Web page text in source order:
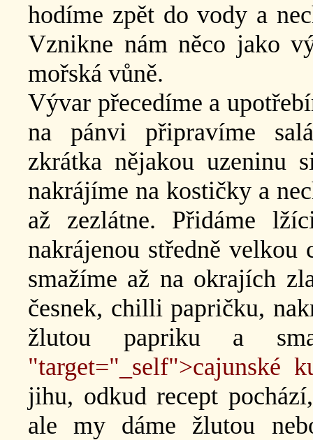
hodíme zpět do vody a
Vznikne nám něco jako
mořská vůně.
Vývar přecedíme a
na pánvi připravíme
zkrátka nějakou uzeninu
nakrájíme na kostičky a
až zezlátne. Přidáme
nakrájenou středně velkou
smažíme až na okrajích
česnek, chilli papričku,
žlutou papriku a
"target="_self">cajunské
jihu, odkud recept
ale my dáme žlutou